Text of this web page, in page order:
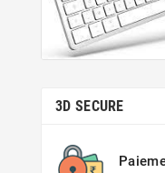
3D SECURE